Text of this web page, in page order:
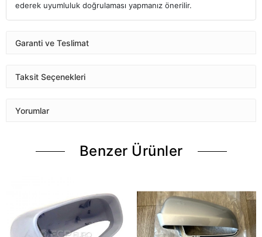
ederek uyumluluk doğrulaması yapmanız önerilir.
Garanti ve Teslimat
Taksit Seçenekleri
Yorumlar
Benzer Ürünler